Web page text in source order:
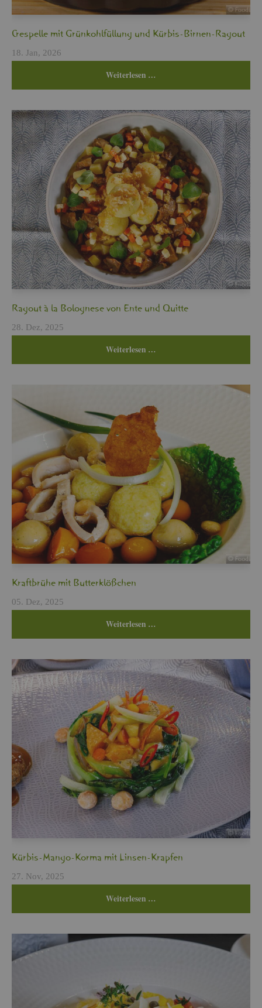
Cres­pel­le mit Grün­kohl­fül­lung und Kür­bis-Bir­nen-Ra­gout
18. Jan, 2026
Wei­ter­le­sen …
Ra­gout à la Bo­lo­gne­se von Ente und Quit­te
28. Dez, 2025
Wei­ter­le­sen …
Kraft­brü­he mit But­ter­klö­ßchen
05. Dez, 2025
Wei­ter­le­sen …
Kür­bis-Mango-Korma mit Lin­sen-Krap­fen
27. Nov, 2025
Wei­ter­le­sen …